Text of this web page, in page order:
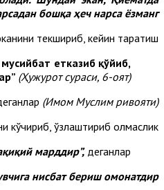
бошқа ҳеч нарса ёзманг!”.
текшириб, кейин тарқатиш.
етказиб қўйиб,
(Ҳужурот сураси, 6-оят).
(Имом Муслим ривояти).
кўчириб, ўзлаштириб олмаслик.
марддир”,деганлар.
нисбат бериш омонатдир”.